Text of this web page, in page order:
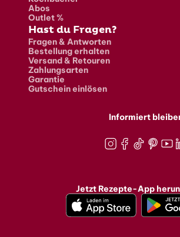
Abos
Outlet %
Hast du Fragen?
Fragen & Antworten
Bestellung erhalten
Versand & Retouren
Zahlungsarten
Garantie
Gutschein einlösen
Informiert
Jetzt Rezepte-App